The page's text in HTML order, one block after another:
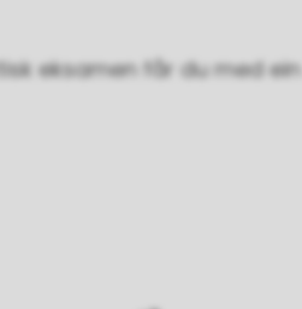
eksamen får du med ein